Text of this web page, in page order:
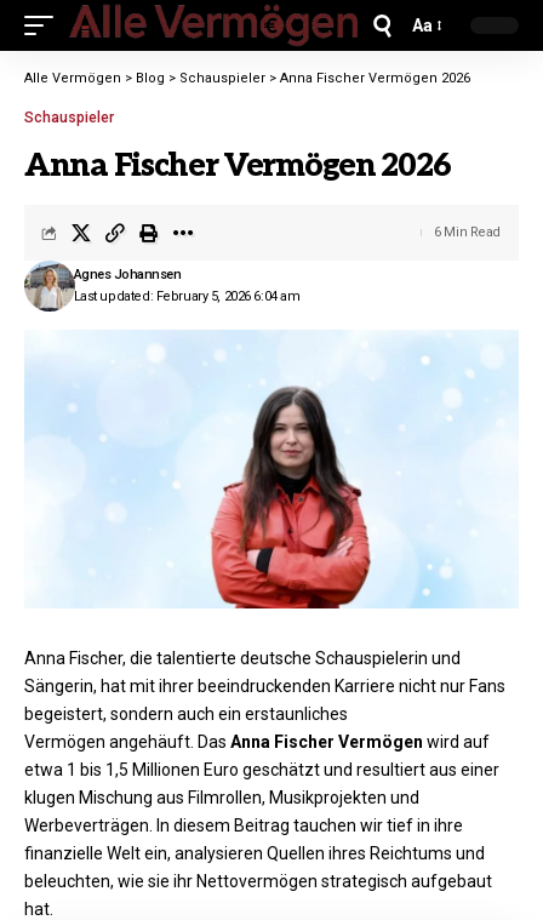
Aa
Alle Vermögen > Blog > Schauspieler > Anna Fischer Vermögen 2026
Schauspieler
Anna Fischer Vermögen 2026
Last updated: February 5, 2026 6:04 am
Agnes Johannsen
6 Min Read
Anna Fischer, die talentierte deutsche Schauspielerin und
Sängerin, hat mit ihrer beeindruckenden Karriere nicht nur Fans
begeistert, sondern auch ein erstaunliches
Vermögen angehäuft. Das Anna Fischer Vermögen wird auf
etwa 1 bis 1,5 Millionen Euro geschätzt und resultiert aus einer
klugen Mischung aus Filmrollen, Musikprojekten und
Werbeverträgen. In diesem Beitrag tauchen wir tief in ihre
finanzielle Welt ein, analysieren Quellen ihres Reichtums und
beleuchten, wie sie ihr Nettovermögen strategisch aufgebaut
hat.